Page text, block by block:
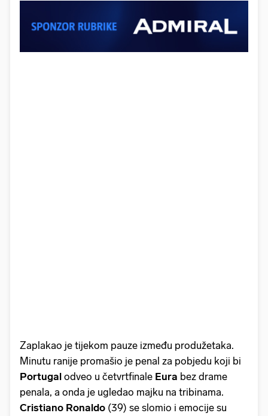
Zaplakao je tijekom pauze između produžetaka.
Minutu ranije promašio je penal za pobjedu koji bi
Portugal odveo u četvrtfinale Eura bez drame
penala, a onda je ugledao majku na tribinama.
Cristiano Ronaldo (39) se slomio i emocije su